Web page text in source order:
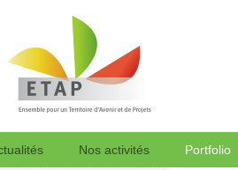
Nos activités Portfolio